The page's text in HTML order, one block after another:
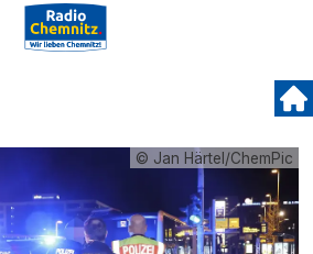
© Jan Härtel/ChemPic